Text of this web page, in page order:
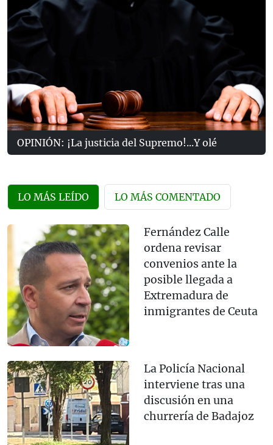
OPINIÓN: ¡La justicia del Supremo!...Y olé
LO MÁS LEÍDO LO MÁS COMENTADO
Fernández Calle
ordena revisar
convenios ante la
posible llegada a
Extremadura de
inmigrantes de Ceuta
La Policía Nacional
interviene tras una
discusión en una
churrería de Badajoz